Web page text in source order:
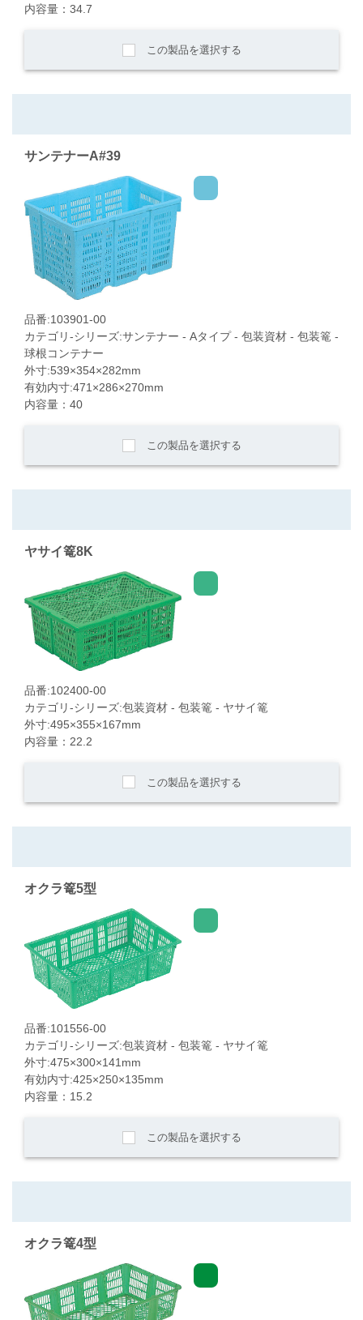
内容量：34.7
この製品を選択する
サンテナーA#39
品番:103901-00
カテゴリ-シリーズ:サンテナー - Aタイプ - 包装資材 - 包装篭 -
球根コンテナー
外寸:539×354×282mm
有効内寸:471×286×270mm
内容量：40
この製品を選択する
ヤサイ篭8K
品番:102400-00
カテゴリ-シリーズ:包装資材 - 包装篭 - ヤサイ篭
外寸:495×355×167mm
内容量：22.2
この製品を選択する
オクラ篭5型
品番:101556-00
カテゴリ-シリーズ:包装資材 - 包装篭 - ヤサイ篭
外寸:475×300×141mm
有効内寸:425×250×135mm
内容量：15.2
この製品を選択する
オクラ篭4型